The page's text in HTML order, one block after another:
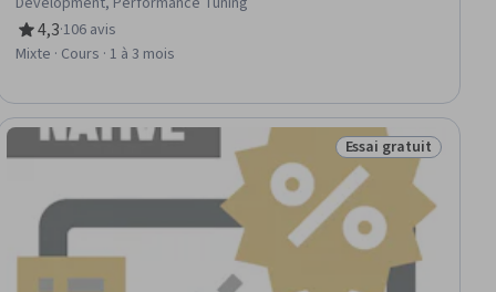
4,3
évaluation, 4,3 sur 5 étoiles
·106 avis
Mixte · Cours · 1 à 3 mois
Statut : Essai
Essai gratuit